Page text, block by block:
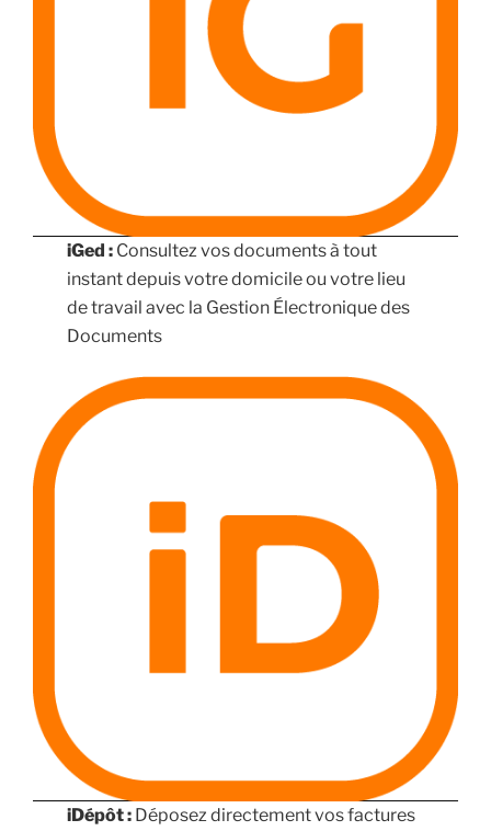
iGed : Consultez vos documents à tout
instant depuis votre domicile ou votre lieu
de travail avec la Gestion Électronique des
Documents
iDépôt : Déposez directement vos factures